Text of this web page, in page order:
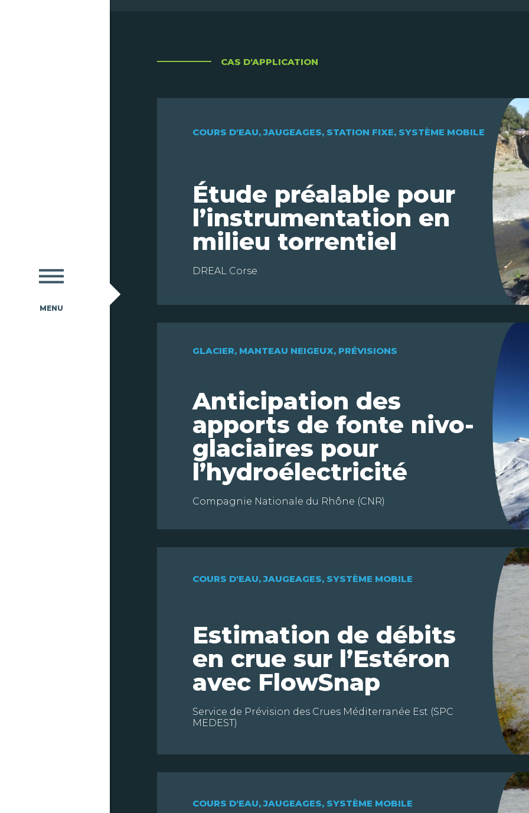
CAS D'APPLICATION
COURS D'EAU,JAUGEAGES, STATION FIXE, SYSTÈME MOBILE
Étude préalable pour
l’instrumentation en
milieu torrentiel
DREAL Corse
GLACIER, MANTEAU NEIGEUX, PRÉVISIONS
Anticipation des
apports de fonte nivo-
glaciaires pour
l’hydroélectricité
Compagnie Nationale du Rhône (CNR)
COURS D'EAU,JAUGEAGES, SYSTÈME MOBILE
Estimation de débits
en crue sur l’Estéron
avec FlowSnap
Service de Prévision des Crues Méditerranée Est (SPC
MEDEST)
COURS D'EAU,JAUGEAGES, SYSTÈME MOBILE